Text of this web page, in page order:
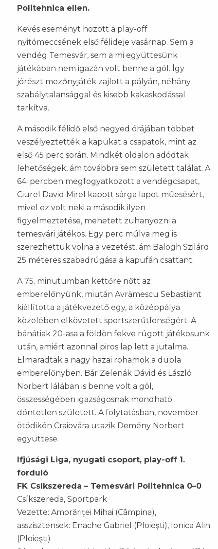
Politehnica ellen.
Kevés eseményt hozott a play-off
nyitómeccsének első félideje vasárnap. Sem a
vendég Temesvár, sem a mi együttesünk
játékában nem igazán volt benne a gól. Így
jórészt mezőnyjáték zajlott a pályán, néhány
szabálytalansággal és kisebb kakaskodással
tarkítva.
A második félidő első negyed órájában többet
veszélyeztették a kapukat a csapatok, mint az
első 45 perc során. Mindkét oldalon adódtak
lehetőségek, ám továbbra sem született találat. A
64. percben megfogyatkozott a vendégcsapat,
Ciurel David Mirel kapott sárga lapot műesésért,
mivel ez volt neki a második ilyen
figyelmeztetése, mehetett zuhanyozni a
temesvári játékos. Egy perc múlva meg is
szerezhettük volna a vezetést, ám Balogh Szilárd
25 méteres szabadrúgása a kapufán csattant.
A 75. minutumban kettőre nőtt az
emberelőnyünk, miután Avrămescu Sebastiant
kiállította a játékvezető egy, a középpálya
közelében elkövetett sportszerűtlenségért. A
bánátiak 20-asa a földön fekve rúgott játékosunk
után, amiért azonnal piros lap lett a jutalma.
Elmaradtak a nagy hazai rohamok a dupla
emberelőnyben. Bár Zelenák Dávid és László
Norbert lálában is benne volt a gól,
összességében igazságosnak mondható
döntetlen született. A folytatásban, november
ötödikén Craiovára utazik Demény Norbert
együttese.
Ifjúsági Liga, nyugati csoport, play-off 1.
forduló
FK Csíkszereda – Temesvári Politehnica 0–0
Csíkszereda, Sportpark
Vezette: Amorăriței Mihai (Câmpina),
asszisztensek: Enache Gabriel (Ploieşti), Ionica Alin
(Ploieşti)